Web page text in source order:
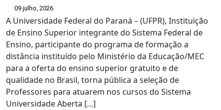
09 julho, 2026
A Universidade Federal do Paraná – (UFPR), Instituição
de Ensino Superior integrante do Sistema Federal de
Ensino, participante do programa de formação a
distância instituído pelo Ministério da Educação/MEC
para a oferta do ensino superior gratuito e de
qualidade no Brasil, torna pública a seleção de
Professores para atuarem nos cursos do Sistema
Universidade Aberta […]